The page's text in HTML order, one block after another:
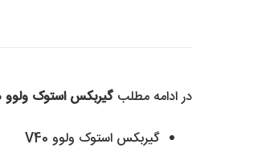
در ادامه مطلبگیربکس استوک ولوو V40
گیربکس استوک ولوو V40